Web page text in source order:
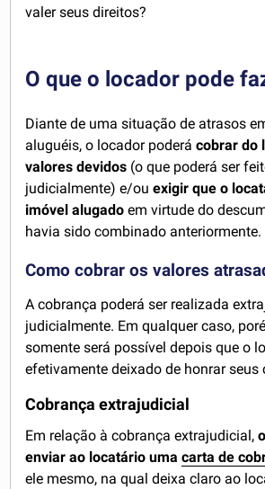
valer seus direitos?
O que o locador pode
Diante de uma situação de atrasos
aluguéis, o locador poderácobrar do
valores devidos (o que poderá ser
judicialmente) e/ouexigir que o
imóvel alugado em virtude do
havia sido combinado anteriormente.
Como cobrar os valores
A cobrança poderá ser realizada
judicialmente. Em qualquer caso,
somente será possível depois que o
efetivamente deixado de honrar seus
Cobrança extrajudicial
Em relação à cobrança extrajudicial,
enviar ao locatário umacarta de
ele mesmo, na qual deixa claro ao